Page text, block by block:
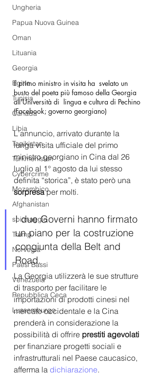
Ungheria
Papua Nuova Guinea
Oman
Lituania
Georgia
Egitto
Tunisia
Canada
Libia
Tagikistan
Turkmenistan
Cybercrime
Mozambico
Afghanistan
spionaggio
Trump
Norvegia
Paesi Bassi
Venezuela
Repubblica Ceca
Lussemburgo
Il primo ministro in visita ha  svelato un
busto del poeta più famoso della Georgia
all'Università di  lingua e cultura di Pechino
(Facebook; governo georgiano)
L'annuncio, arrivato durante la
lunga visita ufficiale del primo
ministro georgiano in Cina dal 26
luglio al 1° agosto da lui stesso
definita “storica”, è stato però una
sorpresa per molti.
I due Governi hanno firmato
un piano per la costruzione
congiunta della Belt and
Road.
La Georgia utilizzerà le sue strutture
di trasporto per facilitare le
importazioni di prodotti cinesi nel
mercato occidentale e la Cina
prenderà in considerazione la
possibilità di offrire prestiti agevolati
per finanziare progetti sociali e
infrastrutturali nel Paese caucasico,
afferma la dichiarazione.